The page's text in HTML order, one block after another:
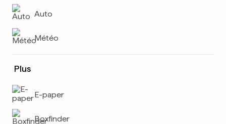
Auto
Météo
Plus
E-paper
Boxfinder